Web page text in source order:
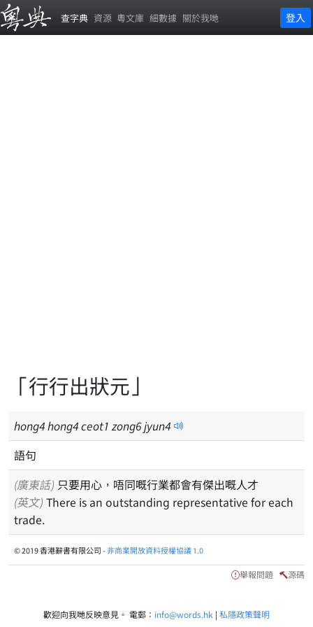
查字典 資源 粵文庫 細數據 關於我哋 登入
「行行出狀元」
hong4hong4ceot1 zong6jyun4
語句
(廣東話) 只要用心，唔同嘅行業都會有傑出嘅人才
(英文) There is an outstanding representative for each
trade.
© 2019 香港辭書有限公司 -非商業開放資料授權協議 1.0
舉報問題 源碼
歡迎向我哋反映意見。 電郵： info@words.hk | 私隱政策聲明